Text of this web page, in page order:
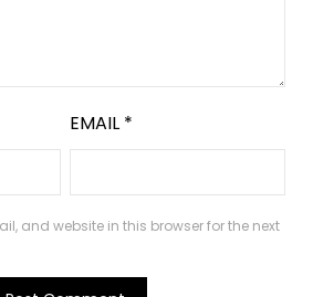
EMAIL *
and website in this browser for the next